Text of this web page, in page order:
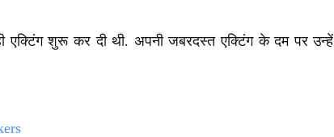
एक्टिंग शुरू कर दी थी. अपनी जबरदस्त एक्टिंग के दम पर उन्हें